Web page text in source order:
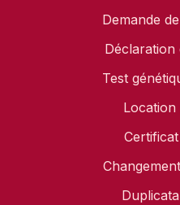
Demande
Déclaration
Test